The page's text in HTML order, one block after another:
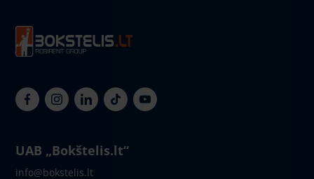
UAB „Bokštelis.lt“
info@bokstelis.lt